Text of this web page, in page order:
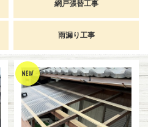
網戸張替工事
雨漏り工事